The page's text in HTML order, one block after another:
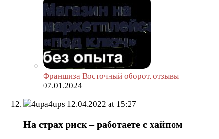
Франшиза Восточный оборот, отзывы
07.01.2024
4upa4ups 12.04.2022 at 15:27
На страх риск – работаете с хайпом